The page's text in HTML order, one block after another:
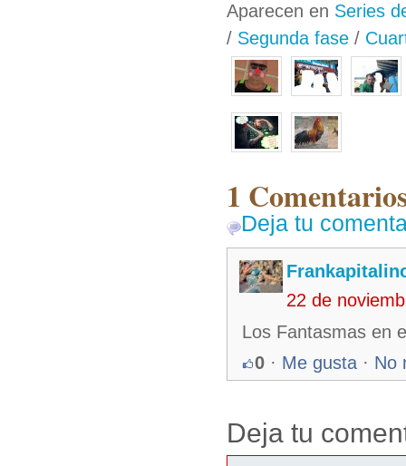
Aparecen en Series
/ Segunda fase /
1
Deja tu
22 de
Los Fantasmas en
0 · Me gusta · No
Deja tu